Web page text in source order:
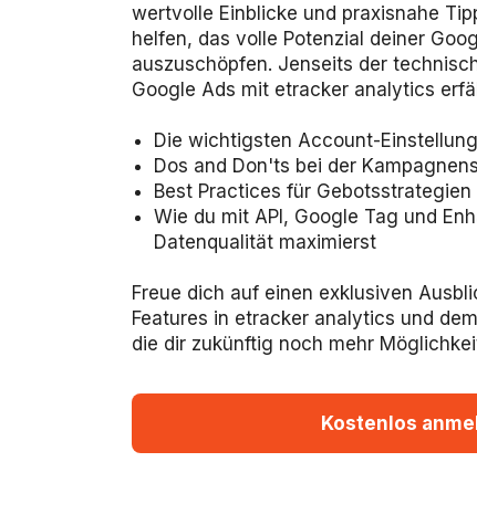
wertvolle Einblicke und praxisnahe
helfen, das volle Potenzial deiner
auszuschöpfen. Jenseits der
Google Ads mit etracker analytics
Die wichtigsten Account-
Dos and Don'ts bei der
Best Practices für Gebotsstrategien
Wie du mit API, Google Tag und
Datenqualität maximierst
Freue dich auf einen exklusiven
Features in etracker analytics und
die dir zukünftig noch mehr
Kostenlos